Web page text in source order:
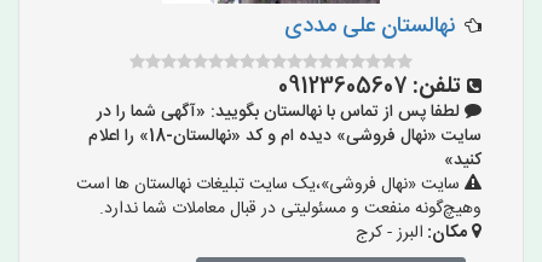
نهالستان علی مددی
تلفن: 09123605607
لطفا پس از تماس با نهالستان بگویید: «آگهی شما را در
سایت «نهال فروشی» دیده ام و کد «نهالستان-18» را اعلام
کنید»
سایت «نهال فروشی»،یک سایت تبلیغات نهالستان ها است
وهیچ‌گونه منفعت و مسئولیتی در قبال معاملات شما ندارد.
مکان: البرز - کرج